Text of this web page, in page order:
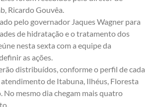
Ricardo Gouvêa.
pelo governador Jaques Wagner para
de hidratação e o tratamento dos
nesta sexta com a equipe da
as ações.
distribuídos, conforme o perfil de cada
de Itabuna, Ilhéus, Floresta
No mesmo dia chegam mais quatro